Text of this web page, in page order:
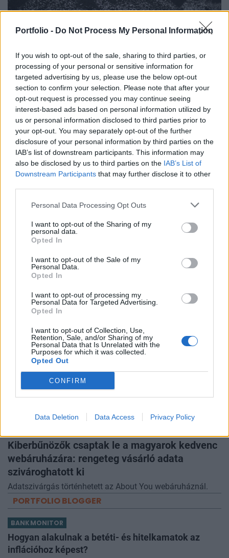
Portfolio - Do Not Process My Personal Information
If you wish to opt-out of the sale, sharing to third parties, or
processing of your personal or sensitive information for
targeted advertising by us, please use the below opt-out
section to confirm your selection. Please note that after your
opt-out request is processed you may continue seeing
interest-based ads based on personal information utilized by
us or personal information disclosed to third parties prior to
your opt-out. You may separately opt-out of the further
disclosure of your personal information by third parties on the
IAB’s list of downstream participants. This information may
also be disclosed by us to third parties on the IAB’s List of
Downstream Participants that may further disclose it to other
Personal Data Processing Opt Outs
I want to opt-out of the Sharing of my
personal data.
Opted In
I want to opt-out of the Sale of my
Personal Data.
Opted In
I want to opt-out of processing my
Personal Data for Targeted Advertising.
Opted In
I want to opt-out of Collection, Use,
Retention, Sale, and/or Sharing of my
Personal Data that Is Unrelated with the
Purposes for which it was collected.
Opted Out
CONFIRM
Data Deletion Data Access Privacy Policy
Rendkívüli lépés Romániában: beindítják a
szénerőműveket
Pótolni kell a kieső kapacitást.
GLOBÁL
Brutális amerikai vámok jönnek az orosz gáz
és olaj miatt, Magyarország is aggódhat
A magyar kormány csak a mentesítő körülményekben
Kiberbűnözők csaptak le a magyarok kedvenc
webáruházára: rengeteg vásárló adata
szivároghatott ki
Adatszivárgás történhetett az About You webáruháznál.
PORTFOLIO BLOGGER
BANKMONITOR
Hogyan alakulnak a betéti- és hitelkamatok az
inflációhoz képest?